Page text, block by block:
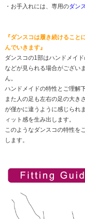
・お手入れには、専用のダン
『ダンスコは履き続けるこ
んでいきます』
ダンスコの1部はハンドメイ
などが見られる場合がござい
ん。
ハンドメイドの特性とご理解下
また人の足も左右の足の大き
が僅かに違うように感じられ
ィット感を生み出します。
このようなダンスコの特性を
します。